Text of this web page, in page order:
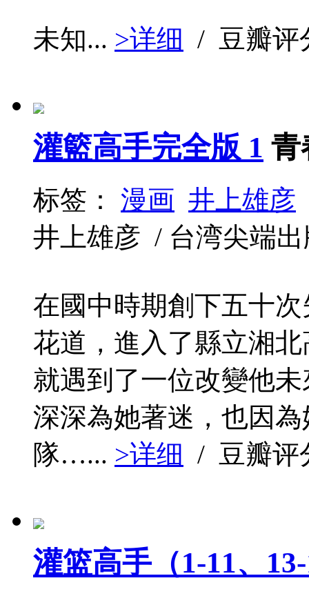
未知... >详细 / 豆瓣
灌籃高手完全版 1 青
标签： 漫画 井上雄彦
井上雄彦 / 台湾尖端
在國中時期創下五十
花道，進入了縣立湘
就遇到了一位改變他
深深為她著迷，也因
隊…... >详细 / 豆瓣
灌篮高手（1-11、